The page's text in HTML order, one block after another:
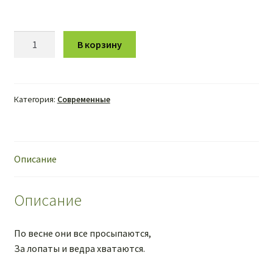
надо?
В корзину
Категория: Современные
Описание
Описание
По весне они все просыпаются,
За лопаты и ведра хватаются.